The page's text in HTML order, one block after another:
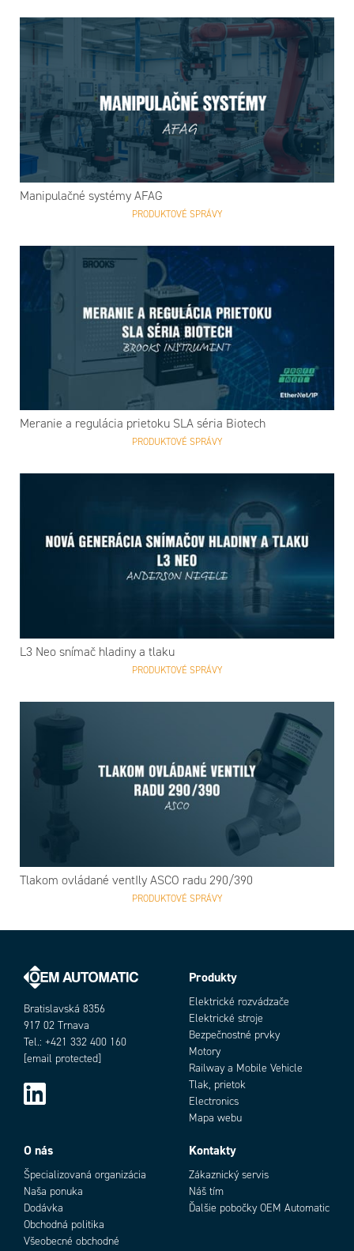
Manipulačné systémy AFAG
PRODUKTOVÉ SPRÁVY
Meranie a regulácia prietoku SLA séria Biotech
PRODUKTOVÉ SPRÁVY
L3 Neo snímač hladiny a tlaku
PRODUKTOVÉ SPRÁVY
Tlakom ovládané ventIly ASCO radu 290/390
PRODUKTOVÉ SPRÁVY
Bratislavská 8356
917 02 Trnava
Tel.: +421 332 400 160
[email protected]
Produkty
Elektrické rozvádzače
Elektrické stroje
Bezpečnostné prvky
Motory
Railway a Mobile Vehicle
Tlak, prietok
Electronics
Mapa webu
O nás
Špecializovaná organizácia
Naša ponuka
Dodávka
Obchodná politika
Všeobecné obchodné
Kontakty
Zákaznický servis
Náš tím
Ďalšie pobočky OEM Automatic